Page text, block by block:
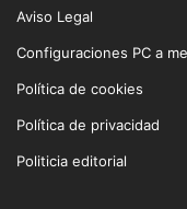
Aviso Legal
Configuraciones PC a
Política de cookies
Política de privacidad
Politicia editorial